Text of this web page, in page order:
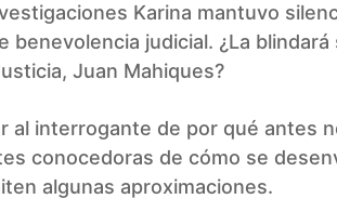
Karina mantuvo
benevolencia judicial. ¿La
Juan Mahiques?
al interrogante de por qué antes
conocedoras de cómo se
algunas aproximaciones.